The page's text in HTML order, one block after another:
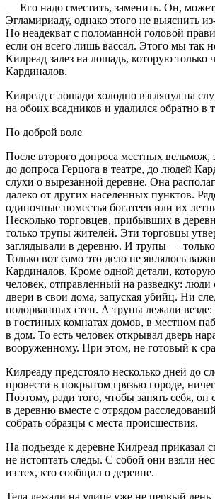
— Его надо сместить, заменить. Он,
Эгламириаду, однако этого не выяснить
Но неадекват с поломанной головой
если он всего лишь вассал. Этого мы так
Килреад залез на лошадь, которую только
Кардиналов.
Килреад с лошади холодно взглянул на
на обоих всадников и удалился обратно в
По доброй воле
После второго допроса местных вельмож,
до допроса Герцога в театре, до людей
слухи о вырезанной деревне. Она
далеко от других населенных пунктов.
одиночные поместья богатеев или их летн
Несколько торговцев, прибывших в
только трупы жителей. Эти торговцы
заглядывали в деревню. И трупы —
Только вот само это дело не являлось
Кардиналов. Кроме одной детали,
человек, отправленный на разведку:
двери в свои дома, запуская убийц. Ни
подорванных стен. А трупы лежали везде:
в гостиных комнатах домов, в местном
в дом. То есть человек открывал дверь
вооруженному. При этом, не готовый к
Килреаду предстояло несколько дней до
провести в покрытом грязью городе,
Поэтому, ради того, чтобы занять себя, он
в деревню вместе с отрядом
собрать образцы с места происшествия.
На подъезде к деревне Килреад приказал
не истоптать следы. С собой они взяли
из тех, кто сообщил о деревне.
Тела лежали на улице уже не первый